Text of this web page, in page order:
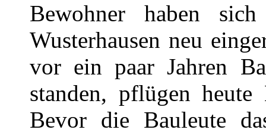
Bewohner haben
Wusterhausen neu
vor ein paar Jahren
standen, pflügen
Bevor die Bauleute